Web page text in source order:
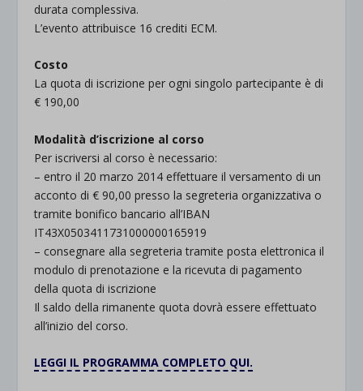
durata complessiva.
L’evento attribuisce 16 crediti ECM.
Costo
La quota di iscrizione per ogni singolo partecipante è di
€ 190,00
Modalità d’iscrizione al corso
Per iscriversi al corso è necessario:
– entro il 20 marzo 2014 effettuare il versamento di un
acconto di € 90,00 presso la segreteria organizzativa o
tramite bonifico bancario all’IBAN
IT43X0503411731000000165919
– consegnare alla segreteria tramite posta elettronica il
modulo di prenotazione e la ricevuta di pagamento
della quota di iscrizione
Il saldo della rimanente quota dovrà essere effettuato
all’inizio del corso.
LEGGI IL PROGRAMMA COMPLETO QUI.